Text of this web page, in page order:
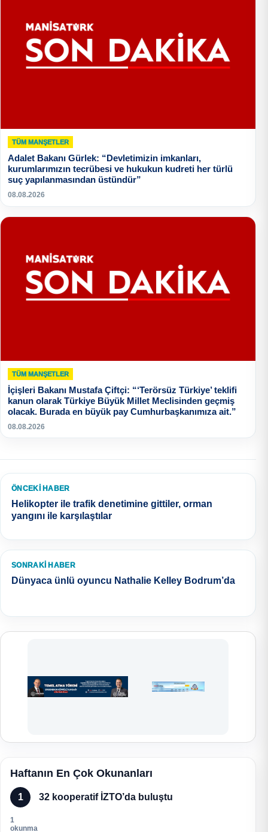
TÜM MANŞETLER
Adalet Bakanı Gürlek: “Devletimizin imkanları,
kurumlarımızın tecrübesi ve hukukun kudreti her türlü
suç yapılanmasından üstündür”
08.08.2026
TÜM MANŞETLER
İçişleri Bakanı Mustafa Çiftçi: “‘Terörsüz Türkiye’ teklifi
kanun olarak Türkiye Büyük Millet Meclisinden geçmiş
olacak. Burada en büyük pay Cumhurbaşkanımıza ait.”
08.08.2026
ÖNCEKI HABER
Helikopter ile trafik denetimine gittiler, orman
yangını ile karşılaştılar
SONRAKI HABER
Dünyaca ünlü oyuncu Nathalie Kelley Bodrum’da
Haftanın En Çok Okunanları
1 32 kooperatif İZTO’da buluştu
1
okunma